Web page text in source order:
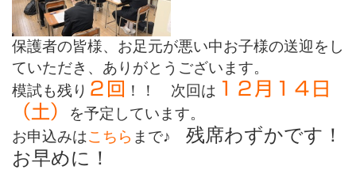
保護者の皆様、お足元が悪い中お子様の送迎をし
ていただき、ありがとうございます。
模試も残り ２回 ！！ 次回は １２月１４日
（土）
を予定しています。
お申込みはこちら まで♪ 残席わずかです！
お早めに！